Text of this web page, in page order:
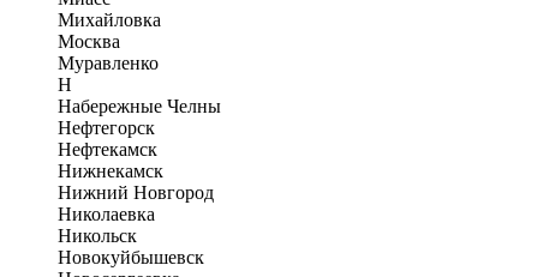
Михайловка
Москва
Муравленко
Н
Набережные Челны
Нефтегорск
Нефтекамск
Нижнекамск
Нижний Новгород
Николаевка
Никольск
Новокуйбышевск